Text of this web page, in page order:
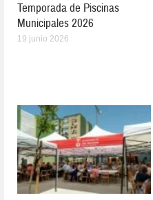
Temporada de Piscinas
Municipales 2026
19 junio 2026